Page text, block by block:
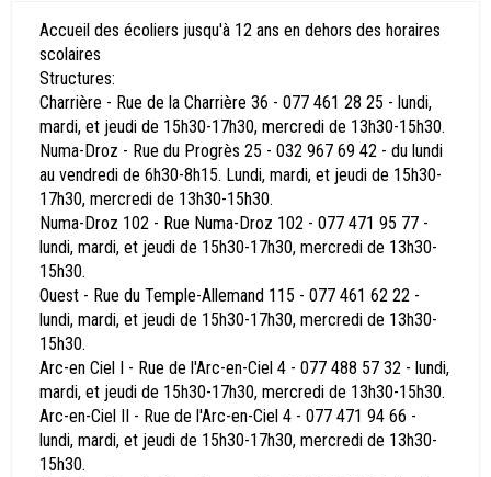
Accueil des écoliers jusqu'à 12 ans en dehors des horaires
scolaires
Structures:
Charrière - Rue de la Charrière 36 - 077 461 28 25 - lundi,
mardi, et jeudi de 15h30-17h30, mercredi de 13h30-15h30.
Numa-Droz - Rue du Progrès 25 - 032 967 69 42 - du lundi
au vendredi de 6h30-8h15. Lundi, mardi, et jeudi de 15h30-
17h30, mercredi de 13h30-15h30.
Numa-Droz 102 - Rue Numa-Droz 102 - 077 471 95 77 -
lundi, mardi, et jeudi de 15h30-17h30, mercredi de 13h30-
15h30.
Ouest - Rue du Temple-Allemand 115 - 077 461 62 22 -
lundi, mardi, et jeudi de 15h30-17h30, mercredi de 13h30-
15h30.
Arc-en Ciel I - Rue de l'Arc-en-Ciel 4 - 077 488 57 32 - lundi,
mardi, et jeudi de 15h30-17h30, mercredi de 13h30-15h30.
Arc-en-Ciel II - Rue de l'Arc-en-Ciel 4 - 077 471 94 66 -
lundi, mardi, et jeudi de 15h30-17h30, mercredi de 13h30-
15h30.